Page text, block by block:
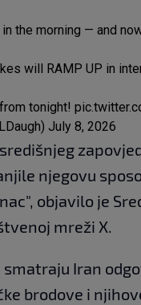
the morning — and
will RAMP UP in
tonight!
July 8, 2026
njegovu
objavilo je
mreži X.
smatraju Iran
brodove i